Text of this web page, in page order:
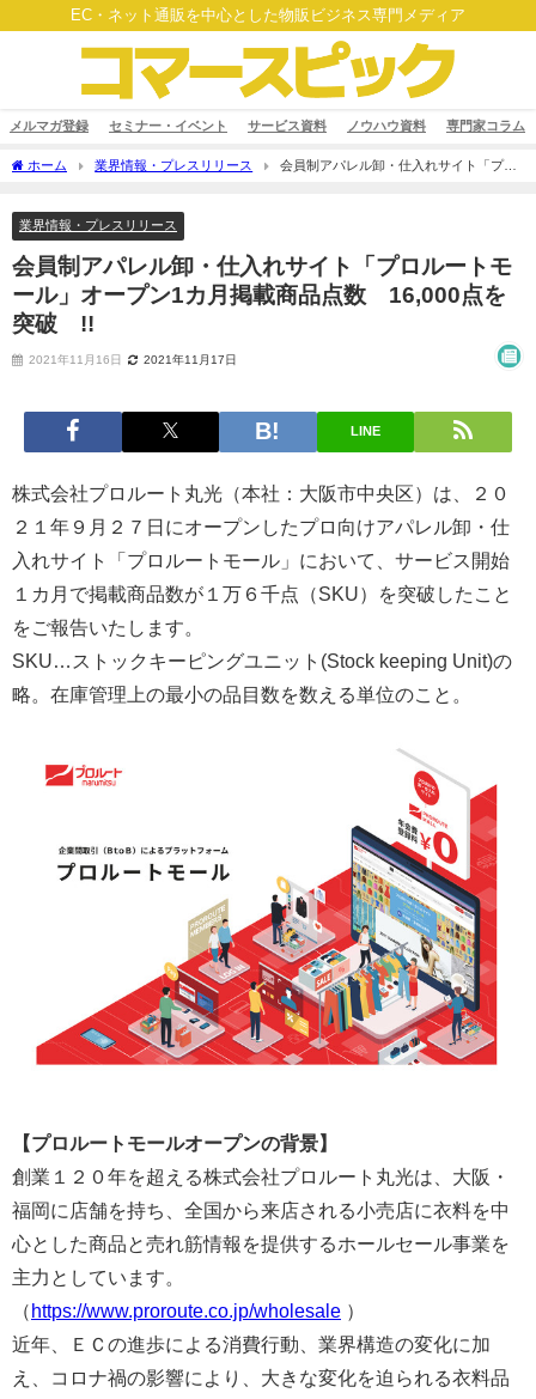
EC・ネット通販を中心とした物販ビジネス専門メディア
メルマガ登録 セミナー・イベント サービス資料 ノウハウ資料 専門家コラム
ホーム 業界情報・プレスリリース
会員制アパレル卸・仕入れサイト「プロ
業界情報・プレスリリース
会員制アパレル卸・仕入れサイト「プロルートモ
ール」オープン1カ月掲載商品点数 16,000点を
突破 !!
2021年11月16日 2021年11月17日
LINE
株式会社プロルート丸光（本社：大阪市中央区）は、２０
２１年９月２７日にオープンしたプロ向けアパレル卸・仕
入れサイト「プロルートモール」において、サービス開始
１カ月で掲載商品数が１万６千点（SKU）を突破したこと
をご報告いたします。
SKU…ストックキーピングユニット(Stock keeping Unit)の
略。在庫管理上の最小の品目数を数える単位のこと。
【プロルートモールオープンの背景】
創業１２０年を超える株式会社プロルート丸光は、大阪・
福岡に店舗を持ち、全国から来店される小売店に衣料を中
心とした商品と売れ筋情報を提供するホールセール事業を
主力としています。
（ https://www.proroute.co.jp/wholesale ）
近年、ＥＣの進歩による消費行動、業界構造の変化に加
え、コロナ禍の影響により、大きな変化を迫られる衣料品